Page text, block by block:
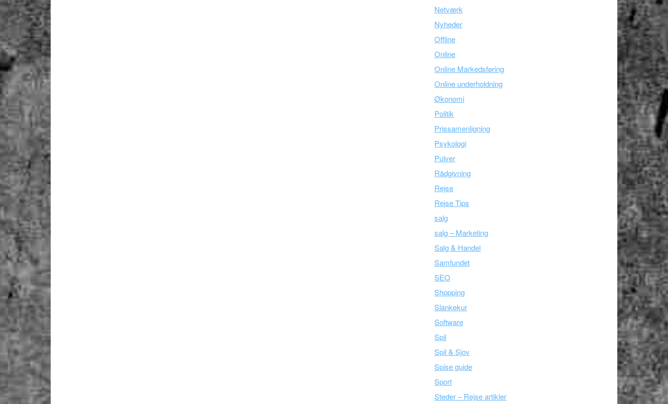
Netværk
Nyheder
Offline
Online
Online Markedsføring
Online underholdning
Økonomi
Politik
Prissamenligning
Psykologi
Pulver
Rådgivning
Rejse
Rejse Tips
salg
salg – Marketing
Salg & Handel
Samfundet
SEO
Shopping
Slankekur
Software
Spil
Spil & Sjov
Spise guide
Sport
Steder – Rejse artikler